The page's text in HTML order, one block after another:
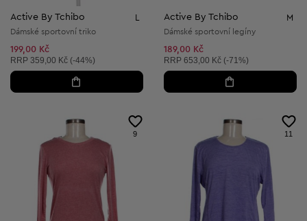
Active By Tchibo
Dámské sportovní triko
199,00 Kč
Doporučená cena:
RRP 359,00 Kč (-44%)
Active By Tchibo M
Dámské sportovní legíny
189,00 Kč
Doporučená cena:
RRP 653,00 Kč (-71%)
9 11